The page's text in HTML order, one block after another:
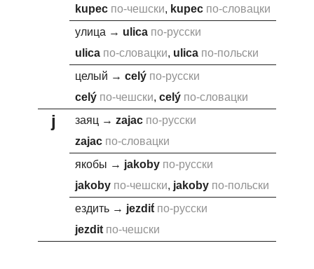
kupec по-чешски, kupec по-словацки
улица → ulica по-русски
ulica по-словацки, ulica по-польски
целый → celý по-русски
celý по-чешски, celý по-словацки
j заяц → zajac по-русски
zajac по-словацки
якобы → jakoby по-русски
jakoby по-чешски, jakoby по-польски
ездить → jezdit́ по-русски
jezdit по-чешски